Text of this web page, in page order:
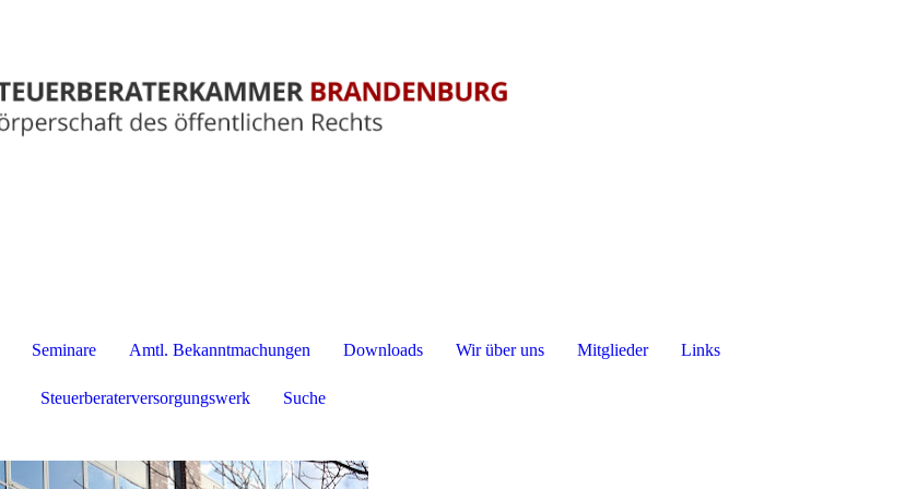
Seminare Amtl. Bekanntmachungen Downloads Wir über uns Mitglieder Links
Steuerberaterversorgungswerk Suche